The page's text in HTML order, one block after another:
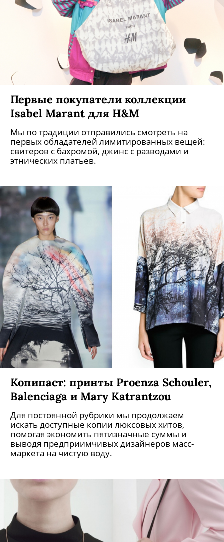
Первые покупатели коллекции
Isabel Marant для H&M
Мы по традиции отправились смотреть на
первых обладателей лимитированных вещей:
свитеров с бахромой, джинс с разводами и
этнических платьев.
Копипаст: принты Proenza Schouler,
Balenciaga и Mary Katrantzou
Для постоянной рубрики мы продолжаем
искать доступные копии люксовых хитов,
помогая экономить пятизначные суммы и
выводя предприимчивых дизайнеров масс-
маркета на чистую воду.